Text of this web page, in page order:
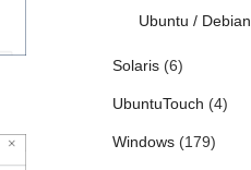
Ubuntu / Debian
Solaris(6)
UbuntuTouch (4)
Windows(179)